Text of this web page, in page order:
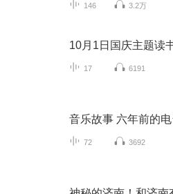
146 3.2万
10月1日国庆主题读
17 6191
音乐故事 六年前的电
72 3692